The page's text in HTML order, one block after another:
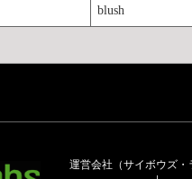
blush
運営会社（サイボウズ・